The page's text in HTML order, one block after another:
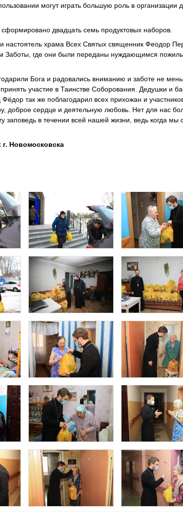
могут играть большую роль в организации
двадцать семь продуктовых наборов.
настоятель храма Всех Святых священник Феодор
Заботы, где они были переданы нуждающимся
Бога и радовались вниманию и заботе не
участие в Таинстве Соборования. Дедушки и
так же поблагодарил всех прихожан и
доброе сердце и деятельную любовь. Нет для нас
заповедь в течении всей нашей жизни, ведь когда
Новомосковска